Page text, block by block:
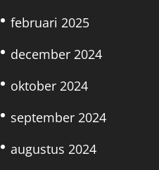
februari 2025
december 2024
oktober 2024
september 2024
augustus 2024